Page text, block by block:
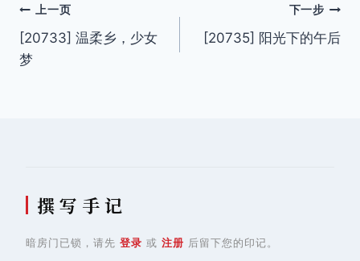
文
章
上一页
[20733] 温柔乡，少女
梦
下一步
[20735] 阳光下的午后
撰 写 手 记
暗房门已锁，请先 登录 或 注册 后留下您的印记。